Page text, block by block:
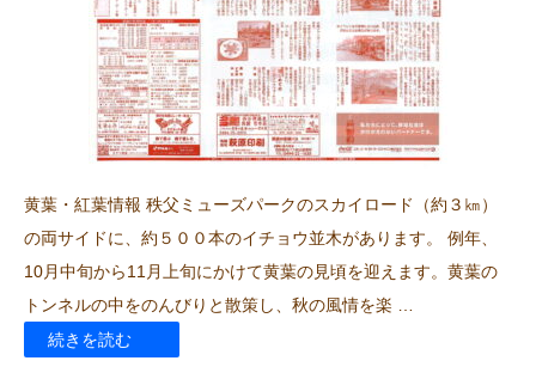
の
黄葉・紅葉情報 秩父ミューズパークのスカイロード（約３㎞）
の両サイドに、約５００本のイチョウ並木があります。 例年、
10月中旬から11月上旬にかけて黄葉の見頃を迎えます。黄葉の
トンネルの中をのんびりと散策し、秋の風情を楽 …
“令
続きを読む